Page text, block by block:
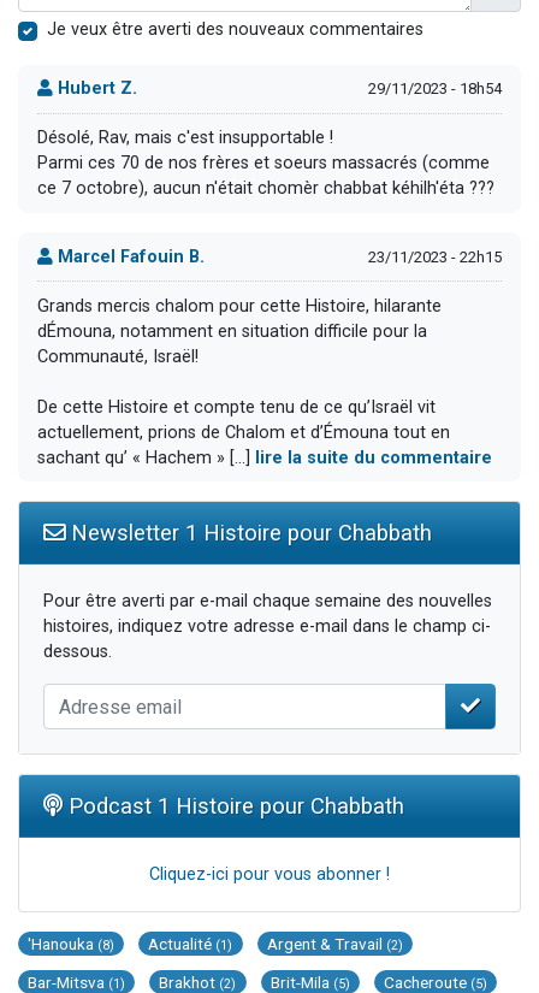
Je veux être averti des nouveaux commentaires
Hubert Z. 29/11/2023 - 18h54
Désolé, Rav, mais c'est insupportable !
Parmi ces 70 de nos frères et soeurs massacrés (comme
ce 7 octobre), aucun n'était chomèr chabbat kéhilh'éta ???
Marcel Fafouin B. 23/11/2023 - 22h15
Grands mercis chalom pour cette Histoire, hilarante
dÉmouna, notamment en situation difficile pour la
Communauté, Israël!
De cette Histoire et compte tenu de ce qu’Israël vit
actuellement, prions de Chalom et d’Émouna tout en
sachant qu’ « Hachem » [...]
lire la suite du commentaire
Newsletter 1 Histoire pour Chabbath
Pour être averti par e-mail chaque semaine des nouvelles
histoires, indiquez votre adresse e-mail dans le champ ci-
dessous.
Podcast 1 Histoire pour Chabbath
Cliquez-ici pour vous abonner !
'Hanouka (8) Actualité (1) Argent & Travail (2)
Bar-Mitsva (1) Brakhot (2) Brit-Mila (5) Cacheroute (5)